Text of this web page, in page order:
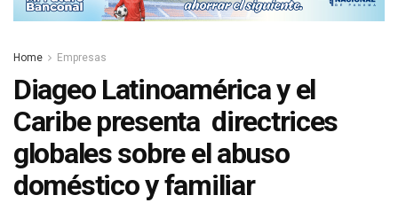
Home Empresas
Diageo Latinoamérica y el
Caribe presenta directrices
globales sobre el abuso
doméstico y familiar